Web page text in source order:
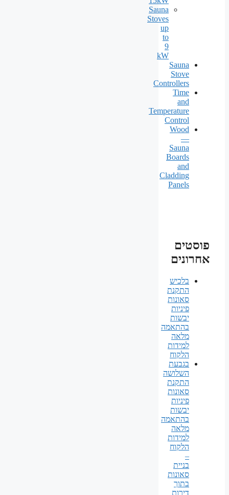
Sauna
Stoves
up
to
9
kW
Sauna
Stove
Controllers
Time
and
Temperature
Control
Wood
—
Sauna
Boards
and
Cladding
Panels
פוסטים
אחרונים
בלכיש
התקנת
סאונות
פיניות
יבשות
בהתאמה
מלאה
למידות
הלקוח
בגבעת
השלושה
התקנת
סאונות
פיניות
יבשות
בהתאמה
מלאה
למידות
הלקוח
–
בניית
סאונות
בתוך
דירות